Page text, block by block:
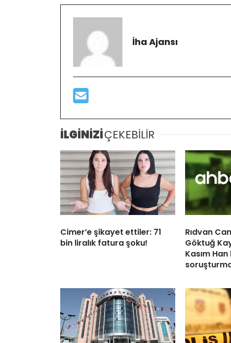
İha Ajansı
İLGİNİZİÇEKEBİLİR
Cimer’e şikayet ettiler: 71
bin liralık fatura şoku!
Rıdvan
Göktuğ
Kasım